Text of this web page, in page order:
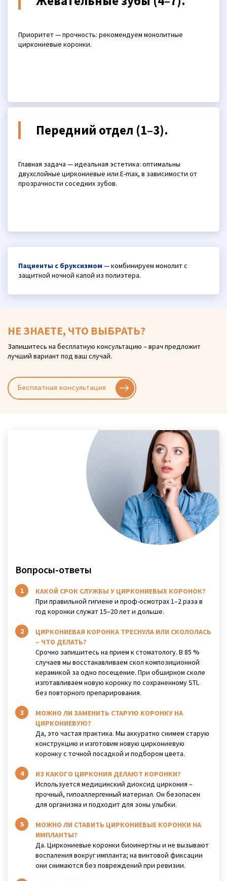
Приоритет — прочность: рекомендуем монолитные
циркониевые коронки.
Передний отдел (1–3).
Главная задача — идеальная эстетика: оптимальны
двухслойные циркониевые или E-max, в зависимости от
прозрачности соседних зубов.
Пациенты с бруксизмом— комбинируем монолит с
защитной ночной капой из полиэтера.
НЕ ЗНАЕТЕ, ЧТО ВЫБРАТЬ?
Запишитесь на бесплатную консультацию – врач предложит
лучший вариант под ваш случай.
Бесплатная консультация
Вопросы-ответы
КАКОЙ СРОК СЛУЖБЫ У ЦИРКОНИЕВЫХ КОРОНОК?
При правильной гигиене и проф-осмотрах 1–2 раза в
год коронки служат 15–20 лет и дольше.
ЦИРКОНИЕВАЯ КОРОНКА ТРЕСНУЛА ИЛИ СКОЛОЛАСЬ
– ЧТО ДЕЛАТЬ?
Срочно запишитесь на прием к стоматологу. В 85 %
случаев мы восстанавливаем скол композиционной
керамикой за одно посещение. При обширном сколе
изготавливаем новую коронку по сохраненному STL
без повторного препарирования.
МОЖНО ЛИ ЗАМЕНИТЬ СТАРУЮ КОРОНКУ НА
ЦИРКОНИЕВУЮ?
Да, это частая практика. Мы аккуратно снимем старую
конструкцию и изготовим новую циркониевую
коронку с точной посадкой и подбором цвета.
ИЗ КАКОГО ЦИРКОНИЯ ДЕЛАЮТ КОРОНКИ?
Используется медицинский диоксид циркония –
прочный, гипоаллергенный материал. Он безопасен
для организма и подходит для зоны улыбки.
МОЖНО ЛИ СТАВИТЬ ЦИРКОНИЕВЫЕ КОРОНКИ НА
ИМПЛАНТЫ?
Да. Циркониевые коронки биоинертны и не вызывают
воспаления вокруг импланта; на винтовой фиксации
они снимаются без повреждений при ревизии.